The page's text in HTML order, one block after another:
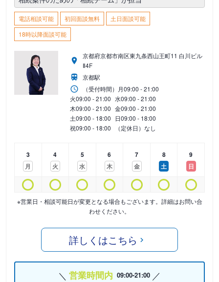
電話相談可能 初回面談無料
土日面談可能
18時以降面談可能
京都府京都市南区東九条西山王町11 白川ビル
Ⅱ4F
京都駅
（受付時間） 月09:00 - 21:00
火09:00 - 21:00 水09:00 - 21:00
木09:00 - 21:00 金09:00 - 21:00
土09:00 - 18:00 日09:00 - 18:00
祝09:00 - 18:00 （定休日）なし
3
月
4
火
5
水
6
木
7
金
8
土
9
日
※営業日・相談可能日が変更となる場合もございます。詳細はお問い合
わせください。
詳しくはこちら
営業時間内 09:00-21:00